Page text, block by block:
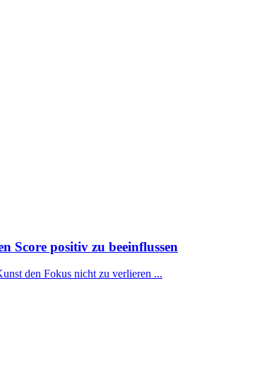
Score positiv zu beeinflussen
den Fokus nicht zu verlieren ...